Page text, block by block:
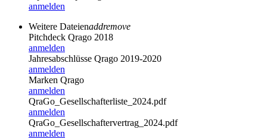
anmelden
Weitere Dateienaddremove
Pitchdeck Qrago 2018
anmelden
Jahresabschlüsse Qrago 2019-2020
anmelden
Marken Qrago
anmelden
QraGo_Gesellschafterliste_2024.pdf
anmelden
QraGo_Gesellschaftervertrag_2024.pdf
anmelden